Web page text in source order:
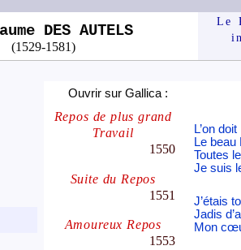
DES AUTELS
(1529-1581)
Le
Ouvrir sur Gallica :
Repos de plus grand
Travail
1550
Suite du Repos
1551
Amoureux Repos
1553
L’on
Le
Toutes
Je suis
J’étais
Jadis
Mon